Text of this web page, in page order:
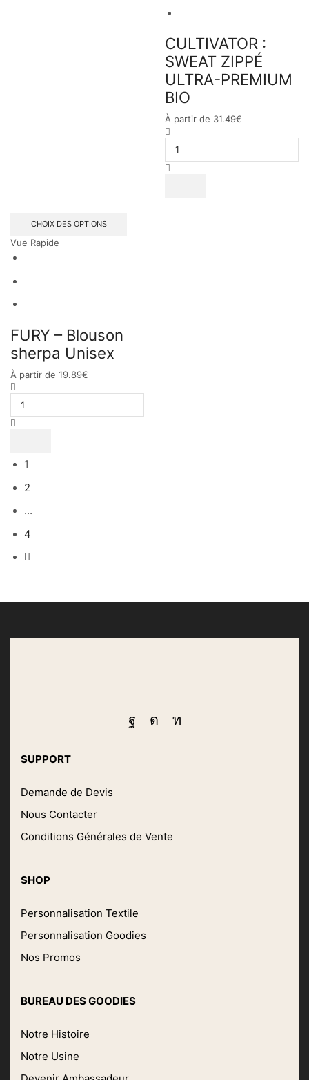
CULTIVATOR :
SWEAT ZIPPÉ
ULTRA-PREMIUM
BIO
À partir de 31.49€
CHOIX DES OPTIONS
Vue Rapide
FURY – Blouson
sherpa Unisex
À partir de 19.89€
1
2
…
4
SUPPORT
Demande de Devis
Nous Contacter
Conditions Générales de Vente
SHOP
Personnalisation Textile
Personnalisation Goodies
Nos Promos
BUREAU DES GOODIES
Notre Histoire
Notre Usine